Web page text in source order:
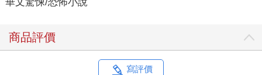
商品評價
寫評價